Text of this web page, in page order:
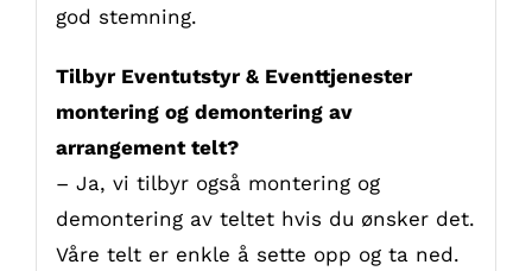
god stemning.
Tilbyr Eventutstyr & Eventtjenester
montering og demontering av
arrangement telt?
– Ja, vi tilbyr også montering og
demontering av teltet hvis du ønsker det.
Våre telt er enkle å sette opp og ta ned.